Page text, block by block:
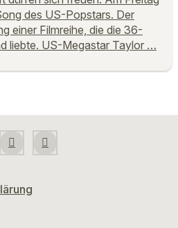
des US-Popstars. Der
einer Filmreihe, die die 36-
liebte. US-Megastar Taylor …